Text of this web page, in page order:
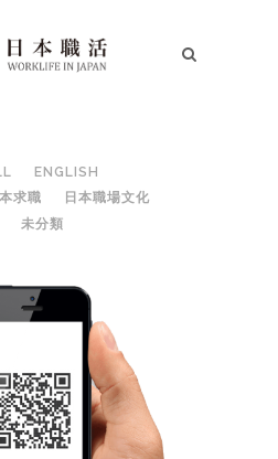
ENGLISH
求職
日本職場文化
未分類